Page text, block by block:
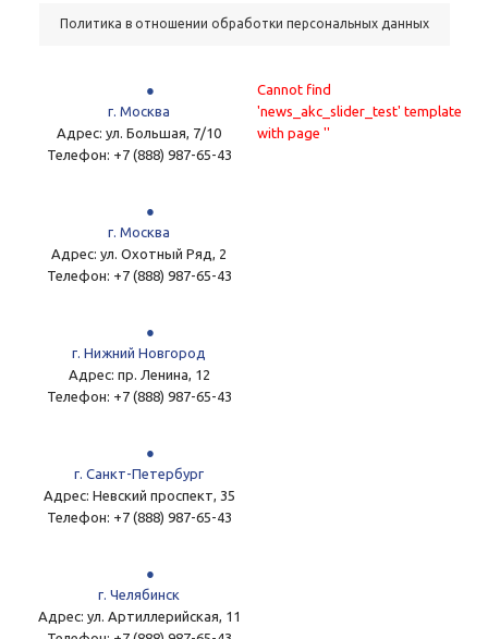
Политика в отношении обработки персональных данных
г. Москва
Адрес: ул. Большая, 7/10
Телефон: +7 (888) 987-65-43
г. Москва
Адрес: ул. Охотный Ряд, 2
Телефон: +7 (888) 987-65-43
г. Нижний Новгород
Адрес: пр. Ленина, 12
Телефон: +7 (888) 987-65-43
г. Санкт-Петербург
Адрес: Невский проспект, 35
Телефон: +7 (888) 987-65-43
г. Челябинск
Адрес: ул. Артиллерийская, 11
Cannot find
'news_akc_slider_test' template
with page ''